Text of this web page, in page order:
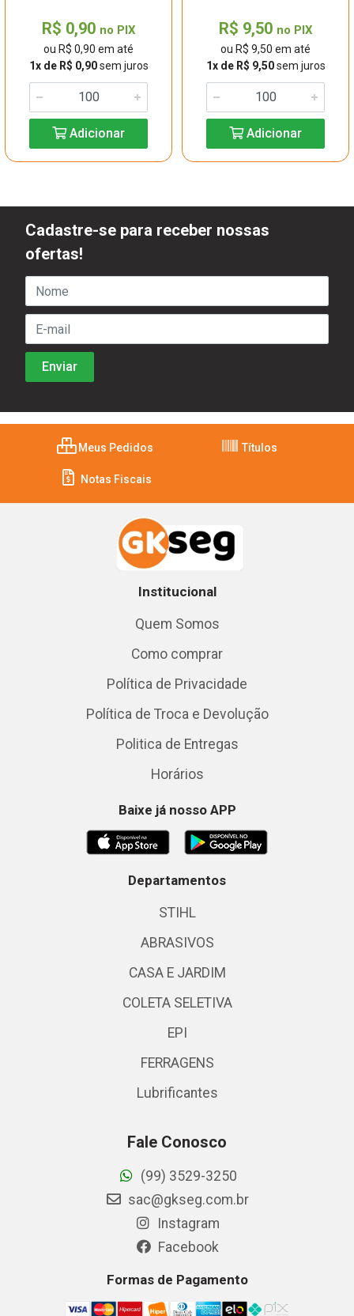
R$ 0,90 no PIX
ou R$ 0,90 em até
1x de R$ 0,90sem juros
Adicionar
R$ 9,50 no PIX
ou R$ 9,50 em até
1x de R$ 9,50sem juros
Adicionar
Cadastre-se para receber nossas
ofertas!
Meus Pedidos Títulos
Notas Fiscais
Institucional
Quem Somos
Como comprar
Política de Privacidade
Política de Troca e Devolução
Politica de Entregas
Horários
Baixe já nosso APP
Departamentos
STIHL
ABRASIVOS
CASA E JARDIM
COLETA SELETIVA
EPI
FERRAGENS
Lubrificantes
Fale Conosco
(99) 3529-3250
sac@gkseg.com.br
Instagram
Facebook
Formas de Pagamento